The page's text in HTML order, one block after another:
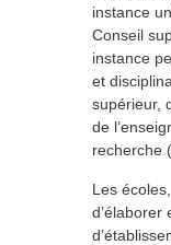
instance
Conseil
instance
et
supérieur,
de
recherche
Les
d’élaborer